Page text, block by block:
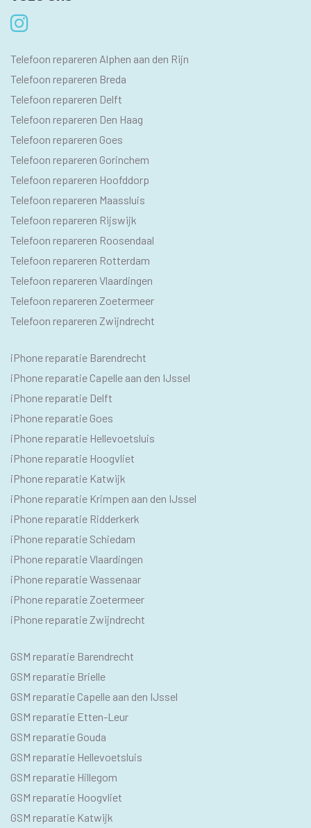
SEO
PAGINA'S
Telefoon repareren Alphen aan den Rijn
Telefoon repareren Breda
Telefoon repareren Delft
Telefoon repareren Den Haag
Telefoon repareren Goes
Telefoon repareren Gorinchem
Telefoon repareren Hoofddorp
Telefoon repareren Maassluis
Telefoon repareren Rijswijk
Telefoon repareren Roosendaal
Telefoon repareren Rotterdam
Telefoon repareren Vlaardingen
Telefoon repareren Zoetermeer
Telefoon repareren Zwijndrecht
IPHONE
SEO
TEKSTEN
iPhone reparatie Barendrecht
iPhone reparatie Capelle aan den IJssel
iPhone reparatie Delft
iPhone reparatie Goes
iPhone reparatie Hellevoetsluis
iPhone reparatie Hoogvliet
iPhone reparatie Katwijk
iPhone reparatie Krimpen aan den IJssel
iPhone reparatie Ridderkerk
iPhone reparatie Schiedam
iPhone reparatie Vlaardingen
iPhone reparatie Wassenaar
iPhone reparatie Zoetermeer
iPhone reparatie Zwijndrecht
SEO
GSM
GSM reparatie Barendrecht
GSM reparatie Brielle
GSM reparatie Capelle aan den IJssel
GSM reparatie Etten-Leur
GSM reparatie Gouda
GSM reparatie Hellevoetsluis
GSM reparatie Hillegom
GSM reparatie Hoogvliet
GSM reparatie Katwijk